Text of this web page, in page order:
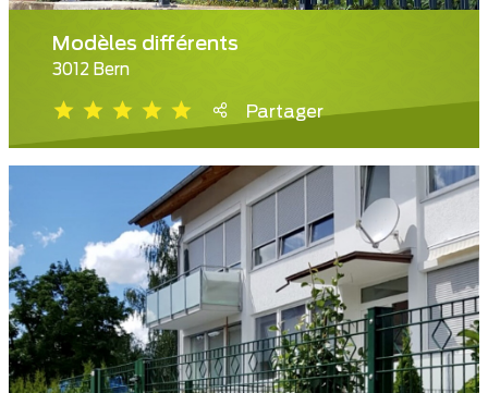
Modèles différents
3012 Bern
Partager